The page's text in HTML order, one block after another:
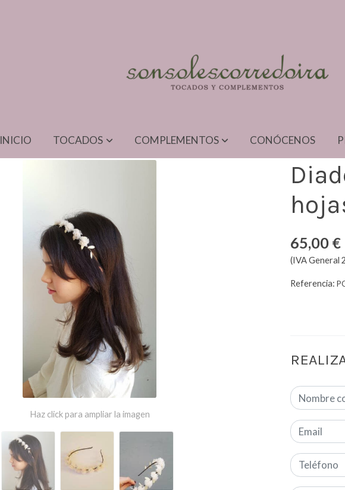
INICIO TOCADOS COMPLEMENTOS CONÓCENOS
Haz click para ampliar la imagen
65,00 €
(IVA General
Referencia: